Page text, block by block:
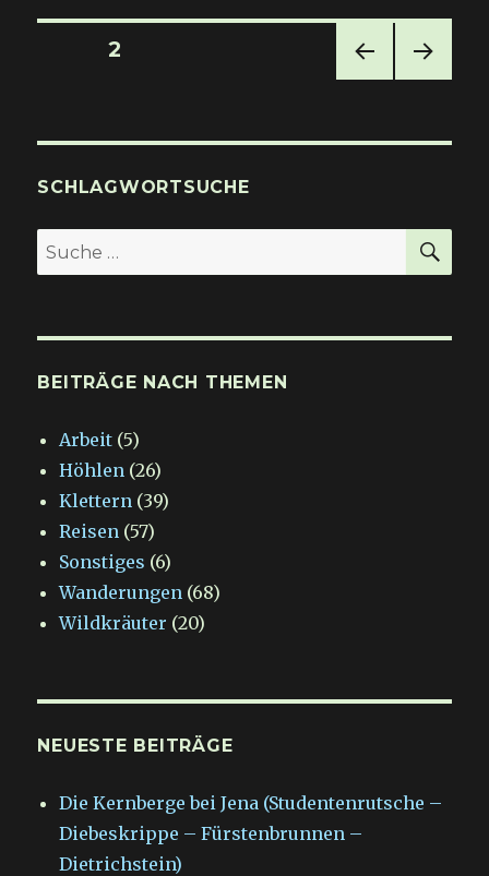
Seitennummerierung
Beiträge
SEIT
SEITE2
E
SCHLAGWORTSUCHE
Suche
nach:
BEITRÄGE NACH THEMEN
Arbeit (5)
Höhlen (26)
Klettern (39)
Reisen (57)
Sonstiges (6)
Wanderungen (68)
Wildkräuter (20)
NEUESTE BEITRÄGE
Die Kernberge bei Jena (Studentenrutsche –
Diebeskrippe – Fürstenbrunnen –
Dietrichstein)